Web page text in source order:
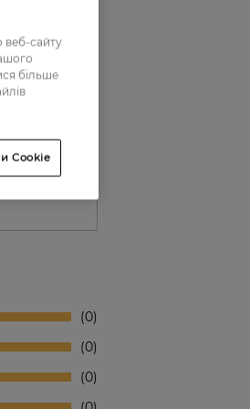
0
0
0
сайту
більше
Cookie